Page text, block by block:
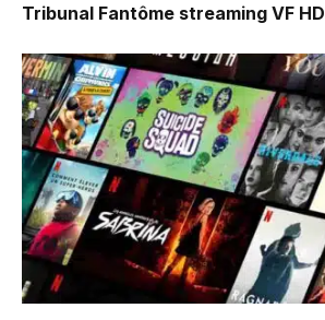
Tribunal Fantôme streaming VF HD